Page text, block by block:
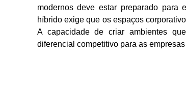
modernos deve estar preparado para
híbrido exige que os espaços
A capacidade de criar ambientes
diferencial competitivo para as